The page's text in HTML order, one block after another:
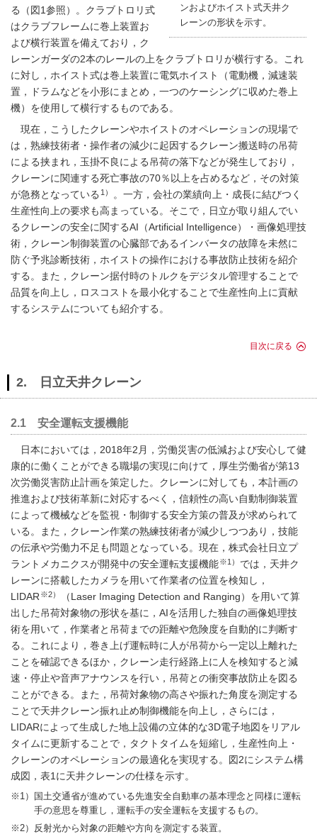
ンおよびホイスト式天井ク
レーンの形状を示す。
る（図1参照）。クラブトロリ式
はクラブフレームに巻上装置お
よび横行装置を備えており，ク
レーンガーダの2本のレールの上をクラブトロリが横行する。これ
に対し，ホイスト式は巻上装置に電気ホイスト（電動機，減速装
置，ドラムなどを小形にまとめ，一つのケーシングに収めた巻上
機）を使用して横行するものである。
現在，こうしたクレーンやホイストのオペレーションの現場で
は，熟練技術者・操作者の減少に起因するクレーン搬送時の吊荷
による挟まれ，玉掛不良による吊荷の落下などが発生しており，
クレーンに関連する死亡事故の70％以上を占めるなど，その対策
が急務となっている 1）
。一方，会社の業績向上・成長に結びつく
生産性向上の要求も高まっている。そこで，日立が取り組んでい
るクレーンの安全に関するAI（Artificial Intelligence）・画像処理技
術，クレーン制御装置の心臓部であるインバータの故障を未然に
防ぐ予兆診断技術，ホイストの操作における事故防止技術を紹介
する。また，クレーン据付時のトルクをデジタル管理することで
品質を向上し，ロスコストを最小化することで生産性向上に貢献
するシステムについても紹介する。
目次に戻る
2. 日立天井クレーン
2.1 安全運転支援機能
日本においては，2018年2月，労働災害の低減および安心して健
康的に働くことができる職場の実現に向けて，厚生労働省が第13
次労働災害防止計画を策定した。クレーンに対しても，本計画の
推進および技術革新に対応するべく，信頼性の高い自動制御装置
によって機械などを監視・制御する安全方策の普及が求められて
いる。また，クレーン作業の熟練技術者が減少しつつあり，技能
の伝承や労働力不足も問題となっている。現在，株式会社日立プ
ラントメカニクスが開発中の安全運転支援機能※1）
では，天井ク
レーンに搭載したカメラを用いて作業者の位置を検知し，
LIDAR ※2）
（Laser Imaging Detection and Ranging）を用いて算
出した吊荷対象物の形状を基に，AIを活用した独自の画像処理技
術を用いて，作業者と吊荷までの距離や危険度を自動的に判断す
る。これにより，巻き上げ運転時に人が吊荷から一定以上離れた
ことを確認できるほか，クレーン走行経路上に人を検知すると減
速・停止や音声アナウンスを行い，吊荷との衝突事故防止を図る
ことができる。また，吊荷対象物の高さや振れた角度を測定する
ことで天井クレーン振れ止め制御機能を向上し，さらには，
LIDARによって生成した地上設備の立体的な3D電子地図をリアル
タイムに更新することで，タクトタイムを短縮し，生産性向上・
クレーンのオペレーションの最適化を実現する。 図2にシステム構
成図， 表1 に天井クレーンの仕様を示す。
※1）
国土交通省が進めている先進安全自動車の基本理念と同様に運転
手の意思を尊重し，運転手の安全運転を支援するもの。
※2）
反射光から対象の距離や方向を測定する装置。